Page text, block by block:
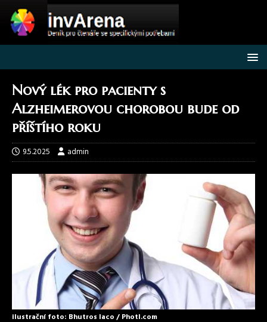
Nový lék pro pacienty s
Alzheimerovou chorobou bude od
příštího roku
9.5.2025 admin
ilustrační foto: Bhutros Iaco / Photl.com